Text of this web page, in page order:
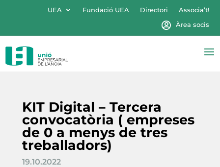
UEA Fundació UEA Directori
Associa’t!
Àrea socis
KIT Digital – Tercera
convocatòria ( empreses
de 0 a menys de tres
treballadors)
19.10.2022